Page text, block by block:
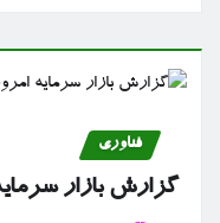
فناوری
گزارش بازار سرمایه امروز